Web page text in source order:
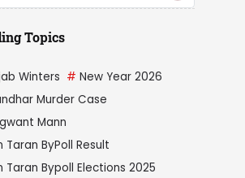
Topics
Winters # New Year 2026
Murder Case
Mann
Taran ByPoll Result
Taran Bypoll Elections 2025